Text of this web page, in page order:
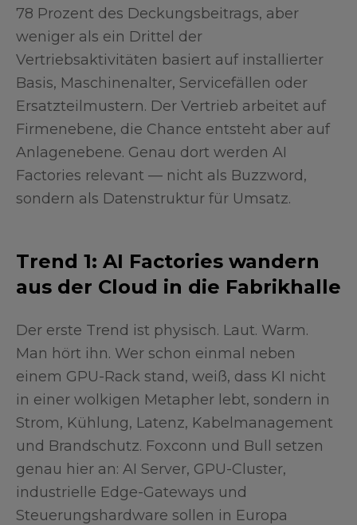
78 Prozent des Deckungsbeitrags, aber
weniger als ein Drittel der
Vertriebsaktivitäten basiert auf installierter
Basis, Maschinenalter, Servicefällen oder
Ersatzteilmustern. Der Vertrieb arbeitet auf
Firmenebene, die Chance entsteht aber auf
Anlagenebene. Genau dort werden AI
Factories relevant — nicht als Buzzword,
sondern als Datenstruktur für Umsatz.
Trend 1: AI Factories wandern
aus der Cloud in die Fabrikhalle
Der erste Trend ist physisch. Laut. Warm.
Man hört ihn. Wer schon einmal neben
einem GPU-Rack stand, weiß, dass KI nicht
in einer wolkigen Metapher lebt, sondern in
Strom, Kühlung, Latenz, Kabelmanagement
und Brandschutz. Foxconn und Bull setzen
genau hier an: AI Server, GPU-Cluster,
industrielle Edge-Gateways und
Steuerungshardware sollen in Europa